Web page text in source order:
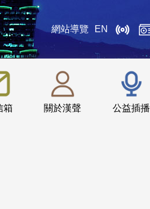
網站導覽 EN
箱 關於漢聲 公益插播